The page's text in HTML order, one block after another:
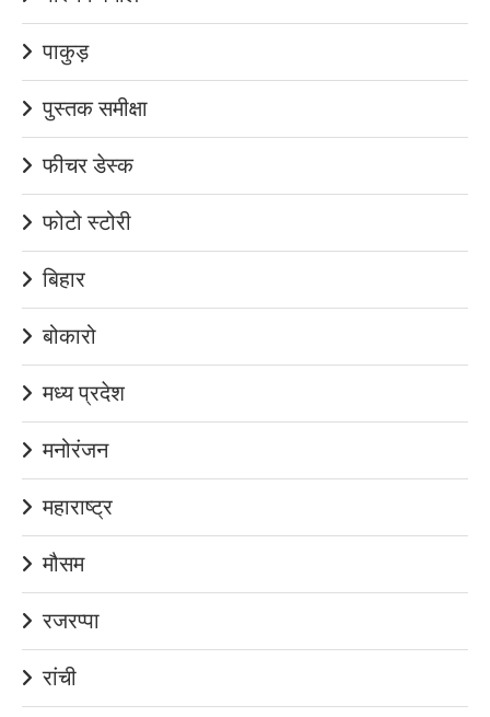
पाकुड़
पुस्तक समीक्षा
फीचर डेस्क
फोटो स्टोरी
बिहार
बोकारो
मध्य प्रदेश
मनोरंजन
महाराष्ट्र
मौसम
रजरप्पा
रांची